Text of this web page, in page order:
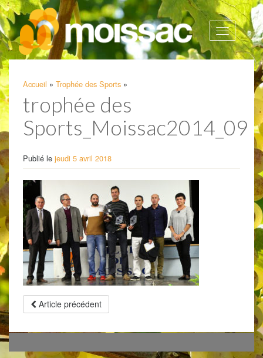
Afficher
la
Accueil » Trophée des Sports »
trophée des
Sports_Moissac2014_09
Publié le jeudi 5 avril 2018
Article précédent